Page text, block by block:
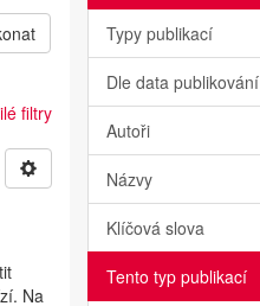
filtry
Na
Typy publikací
Dle data publikování
Autoři
Názvy
Klíčová slova
Tento typ publikací